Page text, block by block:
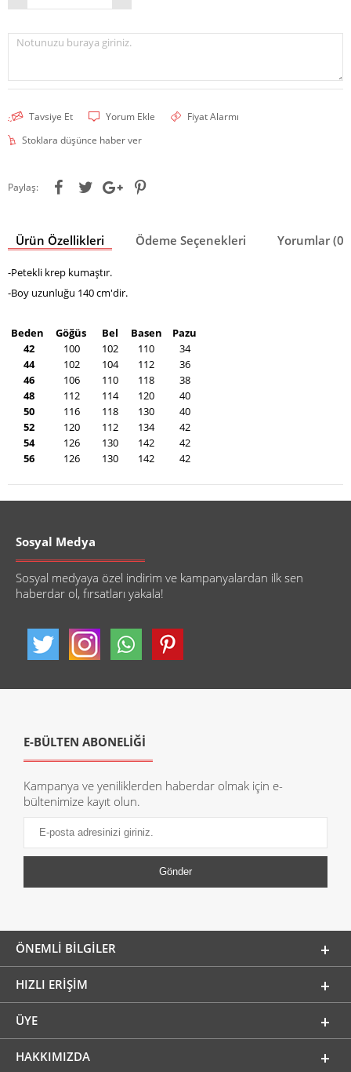
Notunuzu buraya giriniz.
Tavsiye Et Yorum Ekle
Fiyat Alarmı
Stoklara düşünce haber ver
Paylaş:
Ürün Özellikleri Ödeme Seçenekleri Yorumlar (0)
-Petekli krep kumaştır.
-Boy uzunluğu 140 cm'dir.
Beden Göğüs Bel Basen
Pazu
42
100 102 110
34
44
102 104 112
36
46
106 110 118
38
48
112 114 120
40
50
116 118 130
40
52
120 112 134
42
54
126 130 142
42
56
126 130 142 42
Sosyal Medya
Sosyal medyaya özel indirim ve kampanyalardan ilk sen
haberdar ol, fırsatları yakala!
E-BÜLTEN ABONELİĞİ
Kampanya ve yeniliklerden haberdar olmak için e-
bültenimize kayıt olun.
ÖNEMLI BILGILER
HIZLI ERIŞIM
ÜYE
HAKKIMIZDA